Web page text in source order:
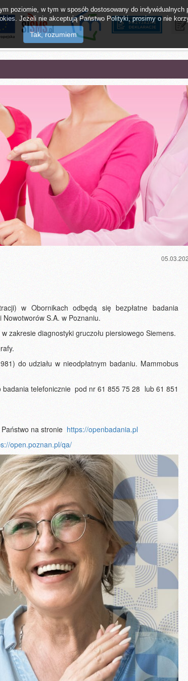
w Obornikach odbędą się bezpłatne badania
S.A. w Poznaniu.
zakresie diagnostyki gruczołu piersiowego Siemens.
do udziału w nieodpłatnym badaniu. Mammobus
telefonicznie pod nr 61 855 75 28 lub 61 851
na stronie https://openbadania.pl
open.poznan.pl/qa/
poziomie, w tym w sposób dostosowany do
Jeżeli nie akceptują Państwo Polityki, prosimy o nie